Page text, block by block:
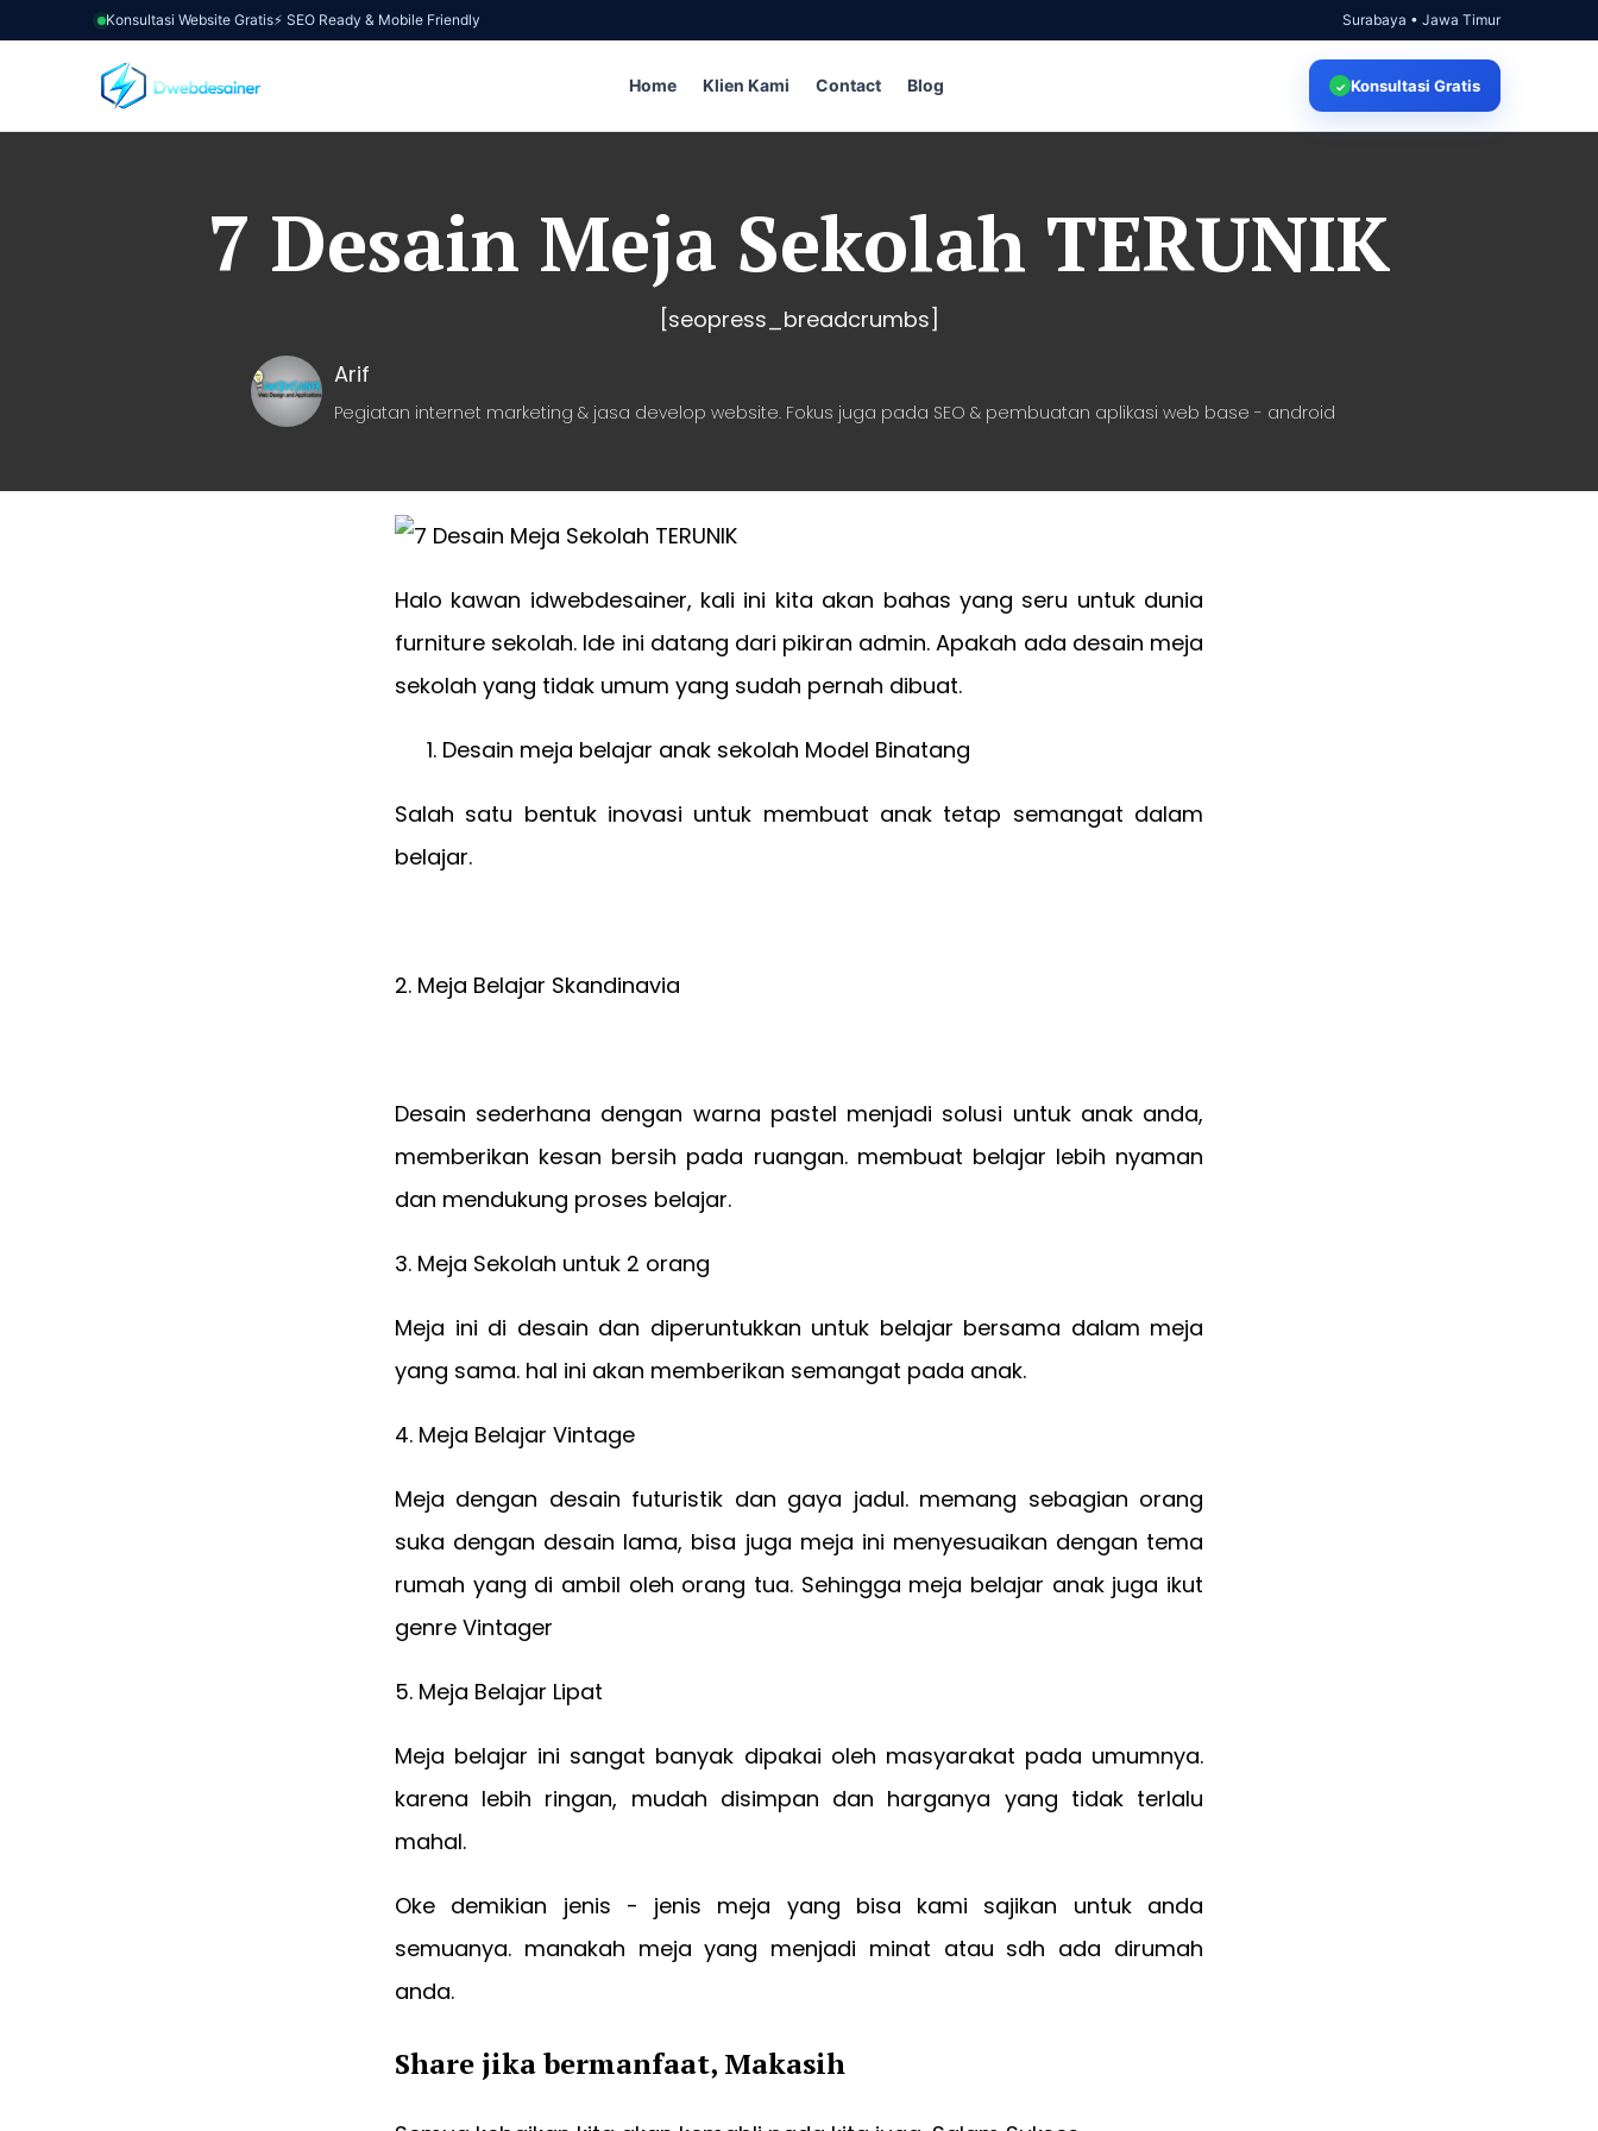
Konsultasi Website Gratis⚡ SEO Ready & Mobile Friendly Surabaya • Jawa Timur
Home Klien Kami Contact Blog ✓ Konsultasi Gratis
7 Desain Meja Sekolah TERUNIK
[seopress_breadcrumbs]
Arif
Pegiatan internet marketing & jasa develop website. Fokus juga pada SEO & pembuatan aplikasi web base - android
Halo kawan idwebdesainer, kali ini kita akan bahas yang seru untuk dunia
furniture sekolah. Ide ini datang dari pikiran admin. Apakah ada desain meja
sekolah yang tidak umum yang sudah pernah dibuat.
Desain meja belajar anak sekolah Model Binatang
Salah satu bentuk inovasi untuk membuat anak tetap semangat dalam
belajar.
2. Meja Belajar Skandinavia
Desain sederhana dengan warna pastel menjadi solusi untuk anak anda,
memberikan kesan bersih pada ruangan. membuat belajar lebih nyaman
dan mendukung proses belajar.
3. Meja Sekolah untuk 2 orang
Meja ini di desain dan diperuntukkan untuk belajar bersama dalam meja
yang sama. hal ini akan memberikan semangat pada anak.
4. Meja Belajar Vintage
Meja dengan desain futuristik dan gaya jadul. memang sebagian orang
suka dengan desain lama, bisa juga meja ini menyesuaikan dengan tema
rumah yang di ambil oleh orang tua. Sehingga meja belajar anak juga ikut
genre Vintager
5. Meja Belajar Lipat
Meja belajar ini sangat banyak dipakai oleh masyarakat pada umumnya.
karena lebih ringan, mudah disimpan dan harganya yang tidak terlalu
mahal.
Oke demikian jenis - jenis meja yang bisa kami sajikan untuk anda
semuanya. manakah meja yang menjadi minat atau sdh ada dirumah
anda.
Share jika bermanfaat, Makasih